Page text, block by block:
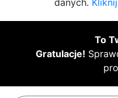
danych.
To
Gratulacje!